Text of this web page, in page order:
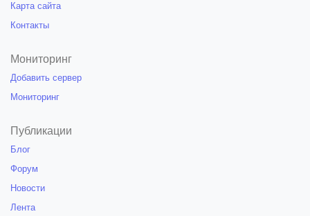
Карта сайта
Контакты
Мониторинг
Добавить сервер
Мониторинг
Публикации
Блог
Форум
Новости
Лента